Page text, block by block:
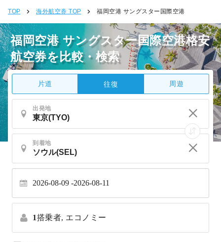
TOP 海外航空券 TOP 福岡空港 サングスター国際空港
福岡空港 サングスター国際空港格安
航空券を比較・検索
片道 往復 周遊
出発地
到着地
2026-08-09 2026-08-11
1搭乗者, エコノミー